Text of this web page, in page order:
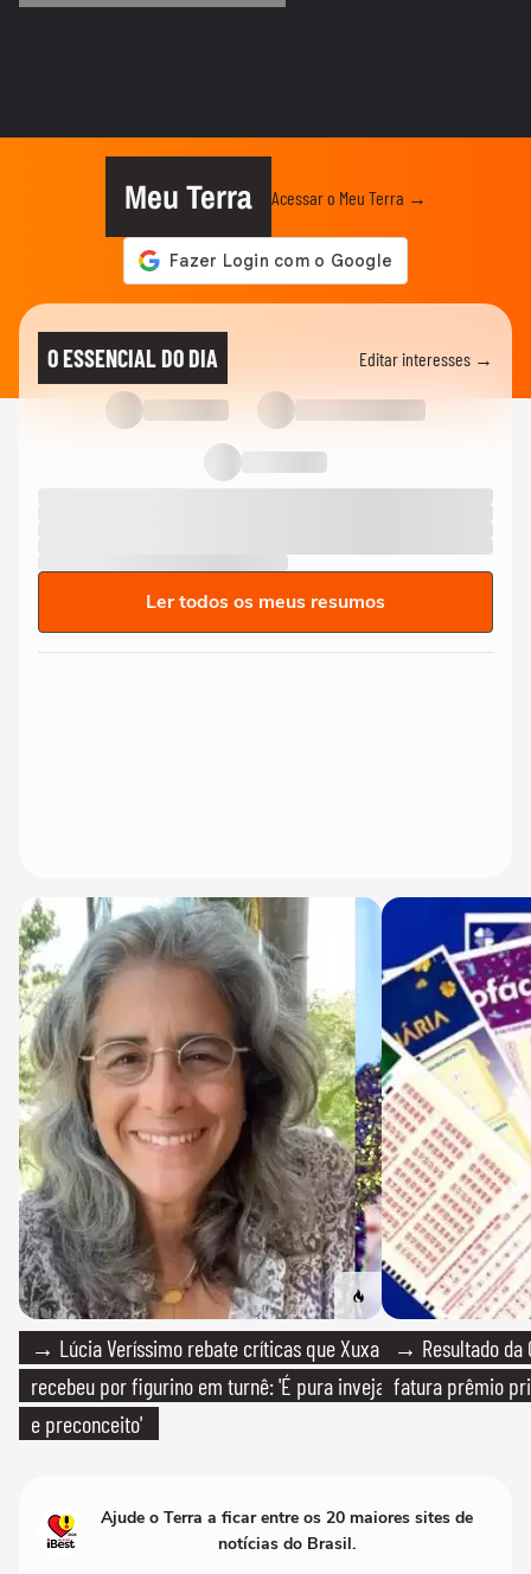
Nós somos as provedoras do Brasil hoje’:
Ana Paula Padrão avalia...
Natália Calixto fala sobre papel das
marcas na redução da pressão...
Gabriela Augusto aponta caminhos para
transformar desafios em inclusão
Meu Terra Acessar o Meu Terra →
O ESSENCIAL DO DIA Editar interesses →
Ler todos os meus resumos
→ Lúcia Veríssimo rebate críticas que Xuxa
recebeu por figurino em turnê: 'É pura inveja
e preconceito'
→ Resultado da
fatura prêmio
Ajude o Terra a ficar entre os 20 maiores sites de
notícias do Brasil.